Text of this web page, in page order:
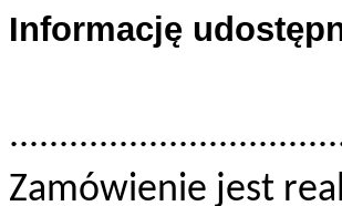
Informację
Zamówienie jest